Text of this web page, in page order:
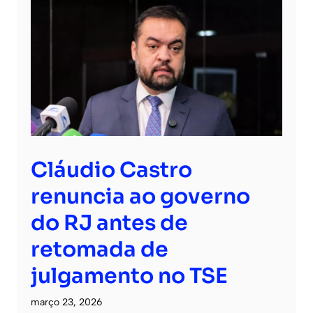
Cláudio Castro
renuncia ao governo
do RJ antes de
retomada de
julgamento no TSE
março 23, 2026